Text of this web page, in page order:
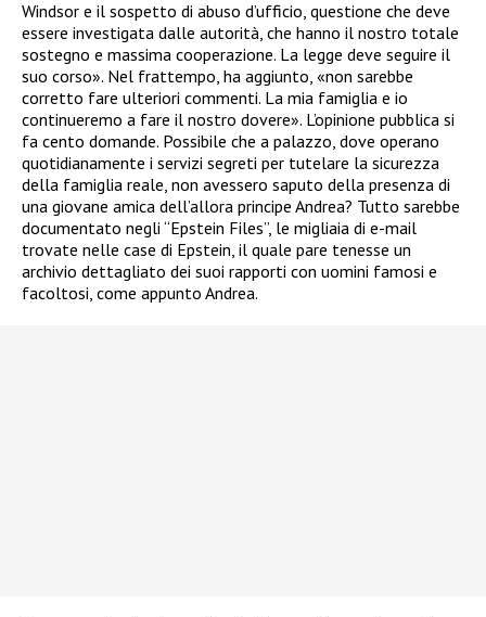
Windsor e il sospetto di abuso d’ufficio, questione che deve
essere investigata dalle autorità, che hanno il nostro totale
sostegno e massima cooperazione. La legge deve seguire il
suo corso». Nel frattempo, ha aggiunto, «non sarebbe
corretto fare ulteriori commenti. La mia famiglia e io
continueremo a fare il nostro dovere». L’opinione pubblica si
fa cento domande. Possibile che a palazzo, dove operano
quotidianamente i servizi segreti per tutelare la sicurezza
della famiglia reale, non avessero saputo della presenza di
una giovane amica dell’allora principe Andrea? Tutto sarebbe
documentato negli “Epstein Files”, le migliaia di e-mail
trovate nelle case di Epstein, il quale pare tenesse un
archivio dettagliato dei suoi rapporti con uomini famosi e
facoltosi, come appunto Andrea.